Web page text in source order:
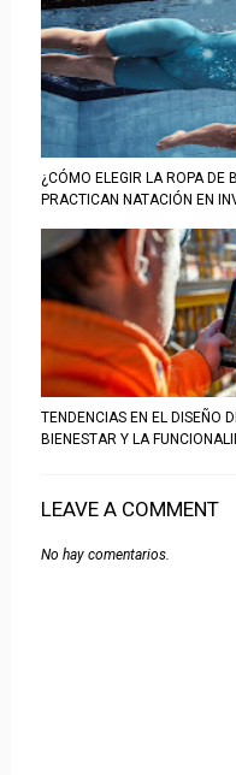
¿CÓMO ELEGIR LA ROPA DE
PRACTICAN NATACIÓN EN
TENDENCIAS EN EL DISEÑO
BIENESTAR Y LA
LEAVE A COMMENT
No hay comentarios.